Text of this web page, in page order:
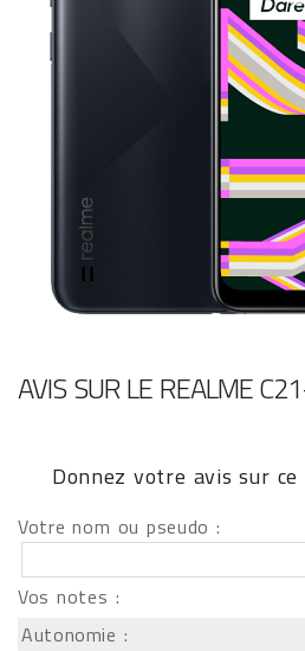
AVIS SUR LE REALME
Donnez votre avis sur
Votre nom ou pseudo :
Vos notes :
Autonomie :